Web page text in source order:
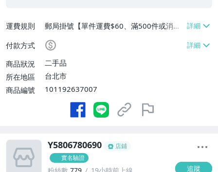
運費規則
郵局掛號【單件運費$60、滿500件或消費
付款方式
商品狀況
二手品
所在地區
台北市
商品編號
101192637007
Y5806780690
店鋪
實名驗證
粉絲數 779 19小時前上線 追蹤